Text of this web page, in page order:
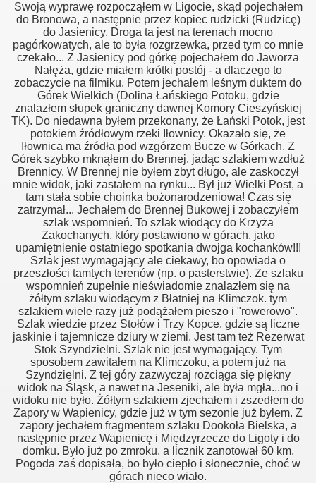
Swoją wyprawę rozpocząłem w Ligocie, skąd pojechałem
do Bronowa, a następnie przez kopiec rudzicki (Rudzicę)
do Jasienicy. Droga ta jest na terenach mocno
pagórkowatych, ale to była rozgrzewka, przed tym co mnie
czekało... Z Jasienicy pod górkę pojechałem do Jaworza
Nałęża, gdzie miałem krótki postój - a dlaczego to
zobaczycie na filmiku. Potem jechałem leśnym duktem do
Górek Wielkich (Dolina Łańskiego Potoku, gdzie
znalazłem słupek graniczny dawnej Komory Cieszyńskiej
TK). Do niedawna byłem przekonany, że Łański Potok, jest
potokiem źródłowym rzeki Iłownicy. Okazało się, że
Iłownica ma źródła pod wzgórzem Bucze w Górkach. Z
Górek szybko mknąłem do Brennej, jadąc szlakiem wzdłuż
Brennicy. W Brennej nie byłem zbyt długo, ale zaskoczył
mnie widok, jaki zastałem na rynku... Był już Wielki Post, a
tam stała sobie choinka bożonarodzeniowa! Czas się
zatrzymał... Jechałem do Brennej Bukowej i zobaczyłem
szlak wspomnień. To szlak wiodący do Krzyża
Zakochanych, który postawiono w górach, jako
upamiętnienie ostatniego spotkania dwojga kochanków!!!
Szlak jest wymagający ale ciekawy, bo opowiada o
przeszłości tamtych terenów (np. o pasterstwie). Ze szlaku
wspomnień zupełnie nieświadomie znalazłem się na
żółtym szlaku wiodącym z Błatniej na Klimczok. tym
szlakiem wiele razy już podążałem pieszo i "rowerowo".
Szlak wiedzie przez Stołów i Trzy Kopce, gdzie są liczne
jaskinie i tajemnicze dziury w ziemi. Jest tam też Rezerwat
Stok Szyndzielni. Szlak nie jest wymagający. Tym
sposobem zawitałem na Klimczoku, a potem już na
Szyndzielni. Z tej góry zazwyczaj rozciąga się piękny
widok na Śląsk, a nawet na Jeseniki, ale była mgła...no i
widoku nie było. Żółtym szlakiem zjechałem i zszedłem do
Zapory w Wapienicy, gdzie już w tym sezonie już byłem. Z
zapory jechałem fragmentem szlaku Dookoła Bielska, a
następnie przez Wapienicę i Międzyrzecze do Ligoty i do
domku. Było już po zmroku, a licznik zanotował 60 km.
Pogoda zaś dopisała, bo było ciepło i słonecznie, choć w
górach nieco wiało.